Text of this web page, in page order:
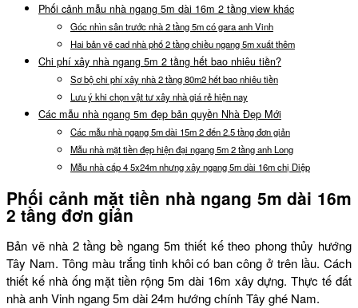
Phối cảnh mẫu nhà ngang 5m dài 16m 2 tầng view khác
Góc nhìn sân trước nhà 2 tầng 5m có gara anh Vinh
Hai bản vẽ cad nhà phố 2 tầng chiều ngang 5m xuất thêm
Chi phí xây nhà ngang 5m 2 tầng hết bao nhiêu tiền?
Sơ bộ chi phí xây nhà 2 tầng 80m2 hết bao nhiêu tiền
Lưu ý khi chọn vật tư xây nhà giá rẻ hiện nay
Các mẫu nhà ngang 5m đẹp bản quyền Nhà Đẹp Mới
Các mẫu nhà ngang 5m dài 15m 2 đến 2.5 tầng đơn giản
Mẫu nhà mặt tiền đẹp hiện đại ngang 5m 2 tầng anh Long
Mẫu nhà cấp 4 5x24m nhưng xây ngang 5m dài 16m chị Diệp
Phối cảnh mặt tiền nhà ngang 5m dài 16m
2 tầng đơn giản
Bản vẽ nhà 2 tầng bề ngang 5m thiết kế theo phong thủy hướng
Tây Nam. Tông màu trắng tinh khôi có ban công ở trên lầu. Cách
thiết kế nhà ống mặt tiền rộng 5m dài 16m xây dựng. Thực tế đất
nhà anh Vinh ngang 5m dài 24m hướng chính Tây ghé Nam.